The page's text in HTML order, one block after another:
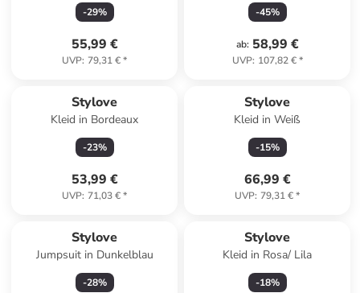
-29%
55,99 €
UVP: 79,31 €*
-45%
ab: 58,99 €
UVP: 107,82 €*
Stylove
Kleid in Bordeaux
-23%
53,99 €
UVP: 71,03 €*
Stylove
Kleid in Weiß
-15%
66,99 €
UVP: 79,31 €*
Stylove
Jumpsuit in Dunkelblau
-28%
Stylove
Kleid in Rosa/ Lila
-18%